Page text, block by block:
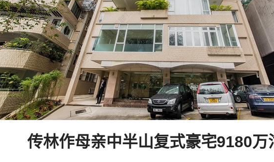
传林作母亲中半山复式豪宅9180万